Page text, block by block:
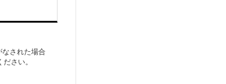
された場合
さい。